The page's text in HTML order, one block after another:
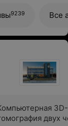
тоже)
не
если
же за
9239 Все
3D-
двух